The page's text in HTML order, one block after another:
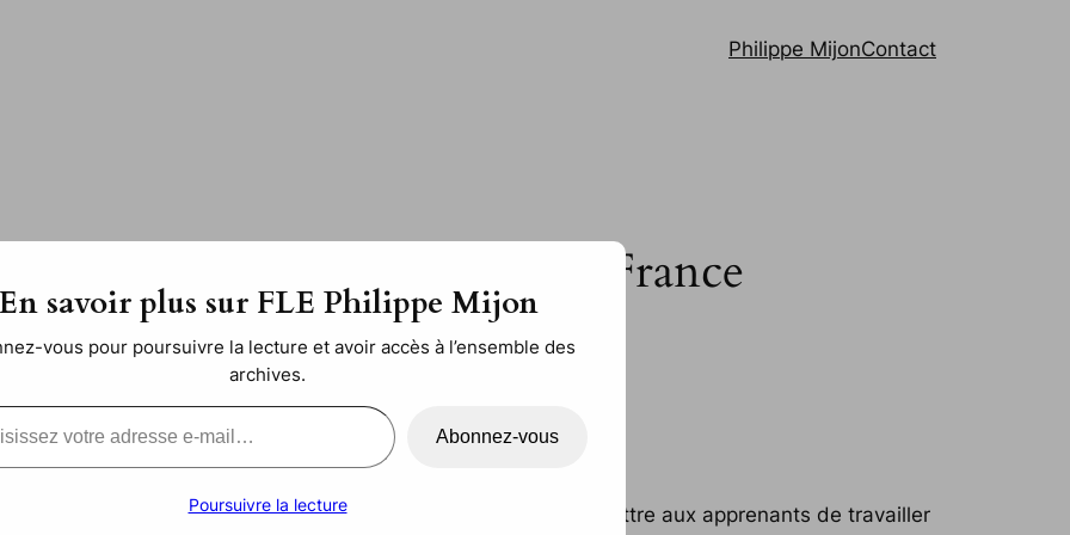
Philippe MijonContact
les langues régionales en France
Matériel Didactique
d’Internet
, les cyberquêtes présentent l’avantage de permettre aux apprenants de travailler
savoir plus sur FLE Philippe Mijon
vous pour poursuivre la lecture et avoir accès à l’ensemble des
archives.
Abonnez-vous
Poursuivre la lecture